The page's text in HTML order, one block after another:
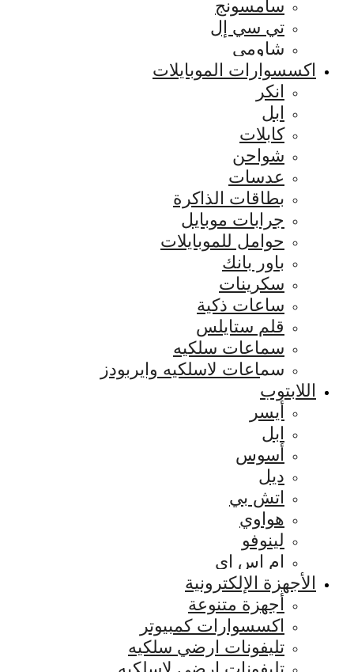
سامسونج
تي سي إل
شاومي
اكسسوارات الموبايلات
انكر
ابل
كابلات
شواحن
عدسات
بطاقات الذاكرة
جرابات موبايل
حوامل للموبايلات
باور بانك
سكرينات
ساعات ذكية
قلم ستايلس
سماعات سلكيه
سماعات لاسلكيه وايربودز
اللابتوب
أيسر
ابل
أسوس
ديل
اتش بي
هواوي
لينوفو
ام اس اي
الأجهزة الإلكترونية
أجهزة متنوعة
اكسسوارات كمبيوتر
تليفونات ارضي سلكيه